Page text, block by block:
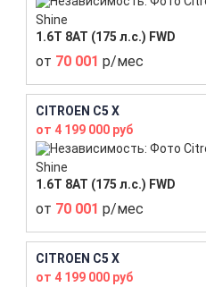
Shine
1.6T 8AT (175 л.с.) FWD
от 70 001 р/мес
CITROEN C5 X
от 4 199 000 руб
Shine
1.6T 8AT (175 л.с.) FWD
от 70 001 р/мес
CITROEN C5 X
от 4 199 000 руб